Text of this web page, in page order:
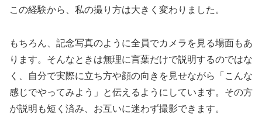
この経験から、私の撮り方は大きく変わりました。
もちろん、記念写真のように全員でカメラを見る場面もあ
ります。そんなときは無理に言葉だけで説明するのではな
く、自分で実際に立ち方や顔の向きを見せながら「こんな
感じでやってみよう」と伝えるようにしています。その方
が説明も短く済み、お互いに迷わず撮影できます。